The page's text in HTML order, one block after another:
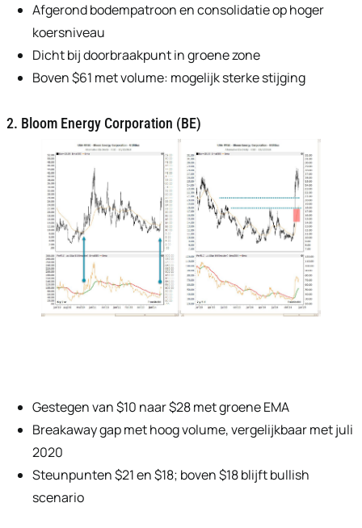
Afgerond bodempatroon en consolidatie op hoger
koersniveau
Dicht bij doorbraakpunt in groene zone
Boven $61 met volume: mogelijk sterke stijging
2. Bloom Energy Corporation (BE)
Gestegen van $10 naar $28 met groene EMA
Breakaway gap met hoog volume, vergelijkbaar met juli
2020
Steunpunten $21 en $18; boven $18 blijft bullish
scenario